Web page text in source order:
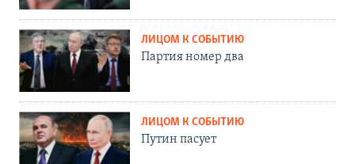
ЛИЦОМ К СОБЫТИЮ
Партия номер два
ЛИЦОМ К СОБЫТИЮ
Путин пасует